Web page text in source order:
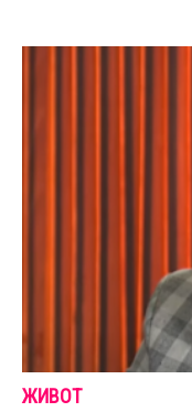
ЖИВОТ